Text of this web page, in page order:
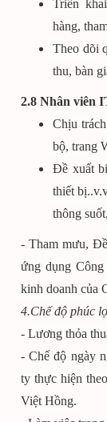
Triển
hàng,
Theo dõi
thu, bàn
2.8 Nhân viên
Chịu
bộ, trang
Đề xuất
thiết
thông
- Tham mưu,
ứng dụng
kinh doanh của
4.Chế độ phúc
- Lương thỏa
- Chế độ ngày
ty thực hiện
Việt Hồng.